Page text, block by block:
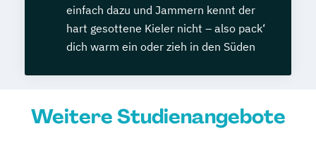
einfach dazu und Jammern kennt der
hart gesottene Kieler nicht – also pack‘
dich warm ein oder zieh in den Süden
Weitere Studienangebote